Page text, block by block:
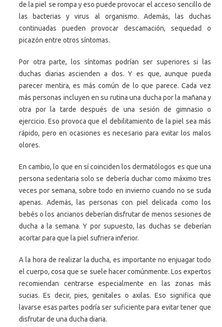
de la piel se rompa y eso puede provocar el acceso sencillo de
las bacterias y virus al organismo. Además, las duchas
continuadas pueden provocar descamación, sequedad o
picazón entre otros síntomas.
Por otra parte, los síntomas podrían ser superiores si las
duchas diarias ascienden a dos. Y es que, aunque pueda
parecer mentira, es más común de lo que parece. Cada vez
más personas incluyen en su rutina una ducha por la mañana y
otra por la tarde después de una sesión de gimnasio o
ejercicio. Eso provoca que el debilitamiento de la piel sea más
rápido, pero en ocasiones es necesario para evitar los malos
olores.
En cambio, lo que en sí coinciden los dermatólogos es que una
persona sedentaria solo se debería duchar como máximo tres
veces por semana, sobre todo en invierno cuando no se suda
apenas. Además, las personas con piel delicada como los
bebés o los ancianos deberían disfrutar de menos sesiones de
ducha a la semana. Y por supuesto, las duchas se deberían
acortar para que la piel sufriera inferior.
A la hora de realizar la ducha, es importante no enjuagar todo
el cuerpo, cosa que se suele hacer comúnmente. Los expertos
recomiendan centrarse especialmente en las zonas más
sucias. Es decir, pies, genitales o axilas. Eso significa que
lavarse esas partes podría ser suficiente para evitar tener que
disfrutar de una ducha diaria.